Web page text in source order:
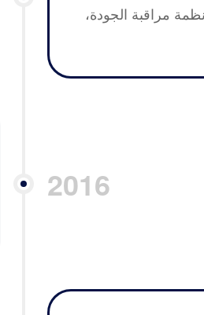
مراقبة الجودة،
2016